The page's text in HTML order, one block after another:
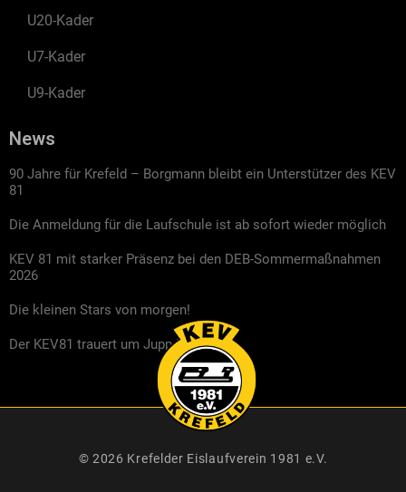
U20-Kader
U7-Kader
U9-Kader
News
90 Jahre für Krefeld – Borgmann bleibt ein Unterstützer des KEV
81
Die Anmeldung für die Laufschule ist ab sofort wieder möglich
KEV 81 mit starker Präsenz bei den DEB-Sommermaßnahmen
2026
Die kleinen Stars von morgen!
Der KEV81 trauert um Jupp Kompalla
© 2026 Krefelder Eislaufverein 1981 e.V.